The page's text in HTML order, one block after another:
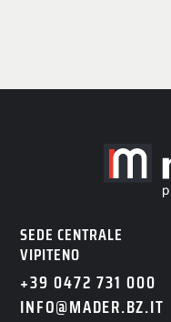
SEDE CENTRALE
VIPITENO
+39 0472 731 000
INFO@MADER.BZ.IT